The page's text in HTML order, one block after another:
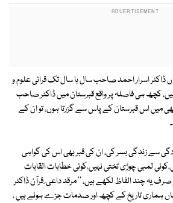
ڈاکٹر اسرار احمد صاحب سال ہا سال تک قرانی علوم و
کچھ ہی فاصلہ پر واقع قبرستان میں ڈاکٹر صاحب
میں اس قبرستان کے پاس سے گزرتا ہوں، تو ان کے
سے زندگی بسر کی، ان کی قبر بھی اس کی گواہی
لمبی چوڑی تختی نہیں،کوئی خطابات القابات
یہ چند الفاظ لکھے ہیں، '' مرقد داعی ِ قرآن ڈاکٹر
ہماری تاریخ کے کچھ اور صدمات جڑے ہوئے ہیں ،